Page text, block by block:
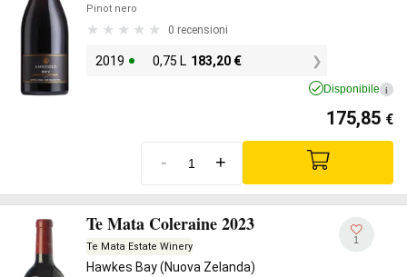
Pinot nero
0 recensioni
2019 0,75 L 183,20 €
Disponibile i
175,85 €
- +
Te Mata Coleraine 2023
Te Mata Estate Winery
Hawkes Bay (Nuova Zelanda)
1